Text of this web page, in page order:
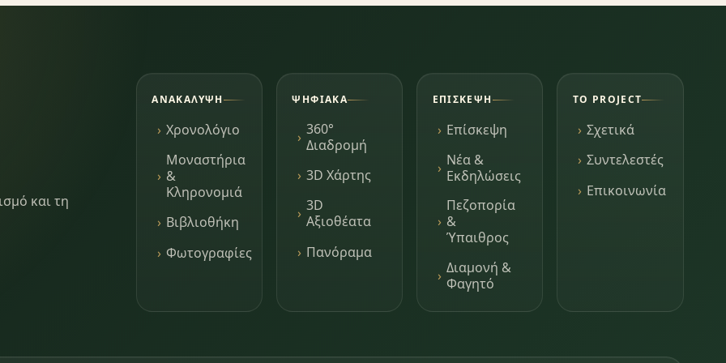
και τη
ΑΝΑΚΆΛΥΨΗ
Χρονολόγιο
Μοναστήρια
&
Κληρονομιά
Βιβλιοθήκη
Φωτογραφίες
ΨΗΦΙΑΚΆ
360°
Διαδρομή
3D Χάρτης
3D
Αξιοθέατα
Πανόραμα
ΕΠΊΣΚΕΨΗ
Επίσκεψη
Νέα &
Εκδηλώσεις
Πεζοπορία
&
Ύπαιθρος
Διαμονή &
Φαγητό
ΤΟ PROJECT
Σχετικά
Συντελεστές
Επικοινωνία